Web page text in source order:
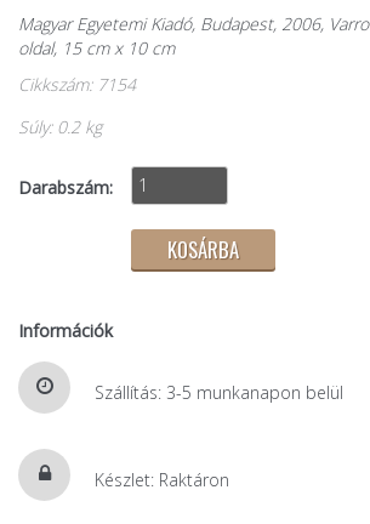
Magyar Egyetemi Kiadó, Budapest, 2006,
oldal, 15 cm x 10 cm
Cikkszám: 7154
Súly: 0.2 kg
Darabszám:
Információk
Szállítás: 3-5 munkanapon belül
Készlet: Raktáron